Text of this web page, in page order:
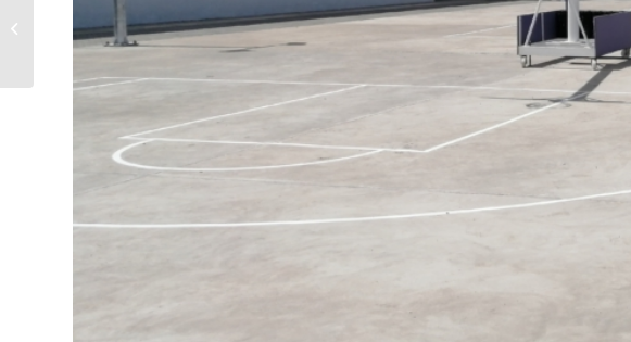
stabilisation des talus
près du pont de la